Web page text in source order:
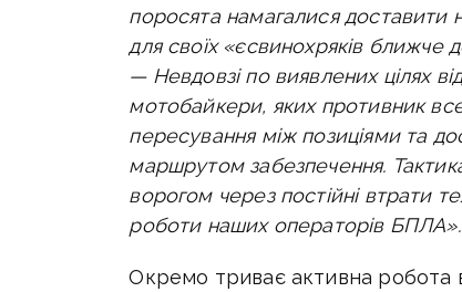
поросята намагалися доставити
для своїх «єсвинохряків ближче
— Невдовзі по виявлених цілях
мотобайкери, яких противник
пересування між позиціями та
маршрутом забезпечення.
ворогом через постійні втрати
роботи наших операторів БПЛА».
Окремо триває активна робота